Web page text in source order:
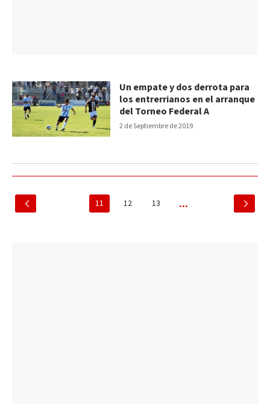
2 de Septiembre de 2019
Un empate y dos derrota para
los entrerrianos en el arranque
del Torneo Federal A
11 12 13